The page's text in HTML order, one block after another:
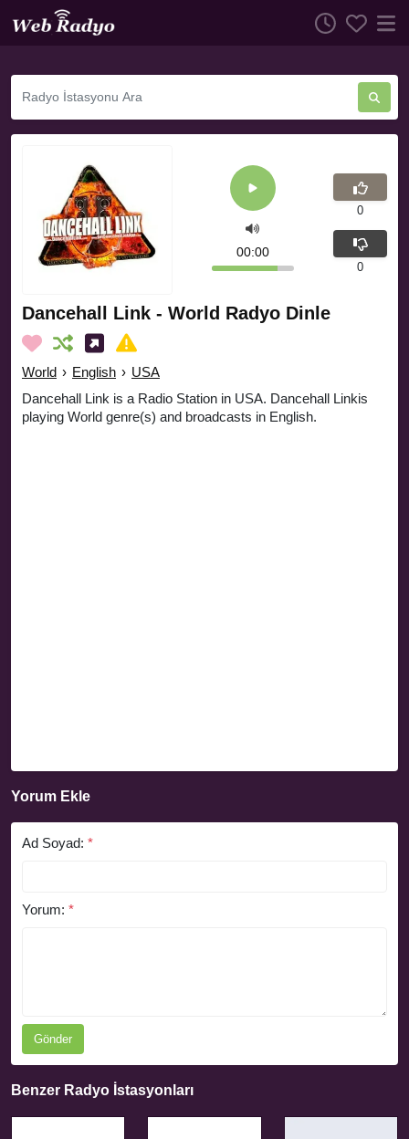
Dancehall Link - World Radyo Dinle
World › English › USA
Dancehall Link is a Radio Station in USA. Dancehall Linkis
playing World genre(s) and broadcasts in English.
00:00
0
0
Yorum Ekle
Ad Soyad: *
Yorum: *
Gönder
Benzer Radyo İstasyonları